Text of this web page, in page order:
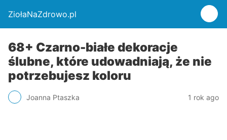
ZiołaNaZdrowo.pl
68+ Czarno-białe dekoracje
ślubne, które udowadniają, że nie
potrzebujesz koloru
Joanna Ptaszka 1 rok ago